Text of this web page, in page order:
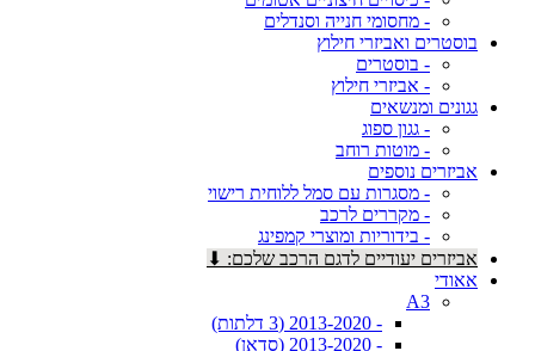
- מחסומי חנייה וסנדלים
בוסטרים ואביזרי חילוץ
- בוסטרים
- אביזרי חילוץ
גגונים ומנשאים
- גגון ספוג
- מוטות רוחב
אביזרים נוספים
- מסגרות עם סמל ללוחית רישוי
- מקררים לרכב
- בידוריות ומוצרי קמפינג
אביזרים יעודיים לדגם הרכב שלכם: ⬇
אאודי
A3
- 2013-2020 (3 דלתות)
- 2013-2020 (סדאן)